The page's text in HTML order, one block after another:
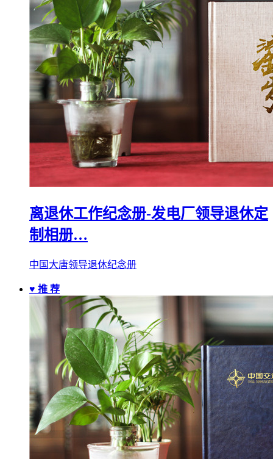
离退休工作纪念册-发电厂领导退休定
制相册…
中国大唐领导退休纪念册
♥ 推 荐